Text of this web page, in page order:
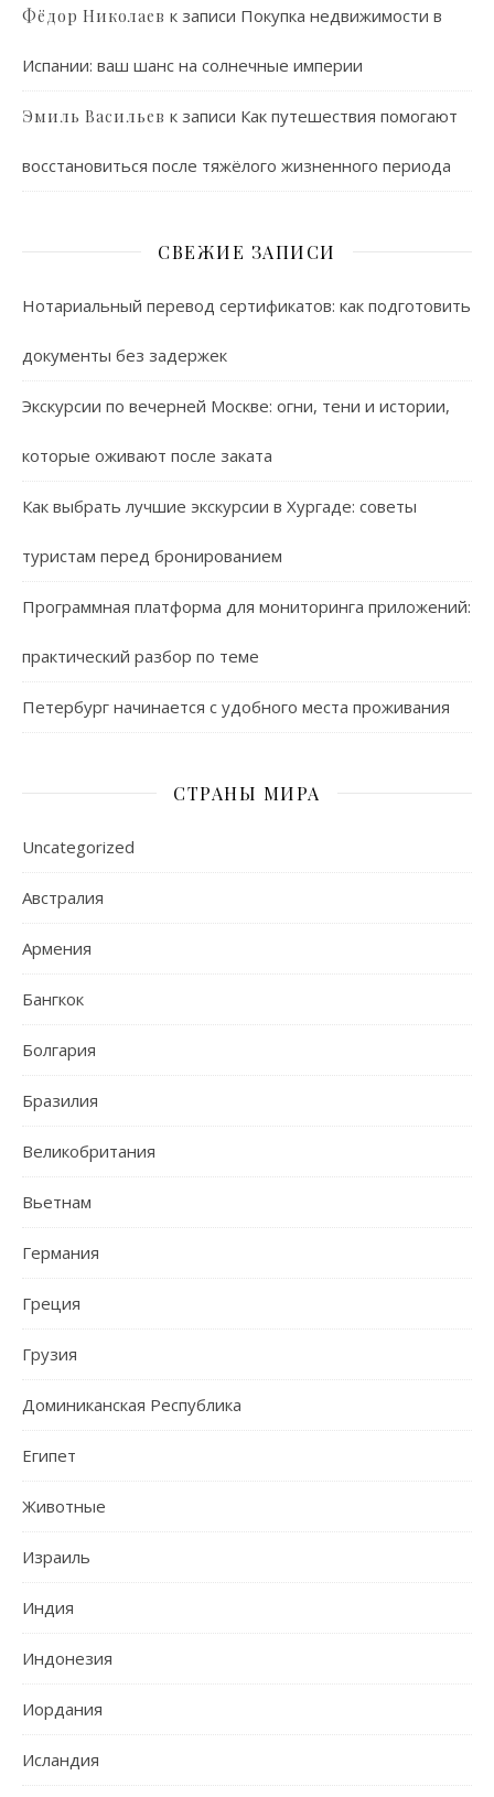
Фёдор Николаев к записи Покупка недвижимости в
Испании: ваш шанс на солнечные империи
Эмиль Васильев к записи Как путешествия помогают
восстановиться после тяжёлого жизненного периода
СВЕЖИЕ ЗАПИСИ
Нотариальный перевод сертификатов: как подготовить
документы без задержек
Экскурсии по вечерней Москве: огни, тени и истории,
которые оживают после заката
Как выбрать лучшие экскурсии в Хургаде: советы
туристам перед бронированием
Программная платформа для мониторинга приложений:
практический разбор по теме
Петербург начинается с удобного места проживания
СТРАНЫ МИРА
Uncategorized
Австралия
Армения
Бангкок
Болгария
Бразилия
Великобритания
Вьетнам
Германия
Греция
Грузия
Доминиканская Республика
Египет
Животные
Израиль
Индия
Индонезия
Иордания
Исландия